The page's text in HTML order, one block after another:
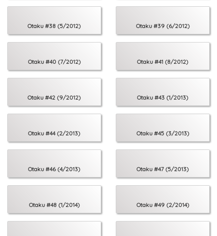
74 Wewnętrzny wszechświat – Origa
79 Umarł król, niech żyje król! – Dragon Ball: Xenoverse
Otaku #38 (5/2012) Otaku #39 (6/2012)
Otaku #40 (7/2012) Otaku #41 (8/2012)
Otaku #42 (9/2012) Otaku #43 (1/2013)
Otaku #44 (2/2013) Otaku #45 (3/2013)
Otaku #46 (4/2013) Otaku #47 (5/2013)
Otaku #48 (1/2014) Otaku #49 (2/2014)